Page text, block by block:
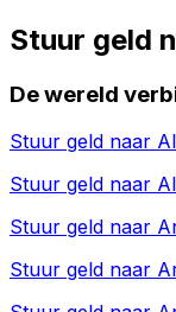
Stuur geld
De wereld
Stuur geld naar
Stuur geld naar
Stuur geld naar
Stuur geld naar